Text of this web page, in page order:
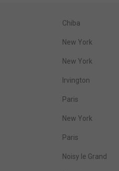
Chiba
New York
New York
Irvington
Paris
New York
Paris
Noisy le Grand